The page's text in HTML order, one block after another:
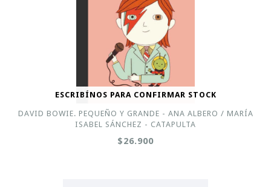
ESCRIBÍNOS PARA CONFIRMAR STOCK
DAVID BOWIE. PEQUEÑO Y GRANDE - ANA ALBERO / MARÍA
ISABEL SÁNCHEZ - CATAPULTA
$26.900